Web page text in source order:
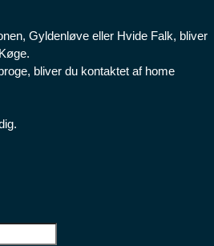
Gyldenløve eller Hvide Falk, bliver
bliver du kontaktet af home